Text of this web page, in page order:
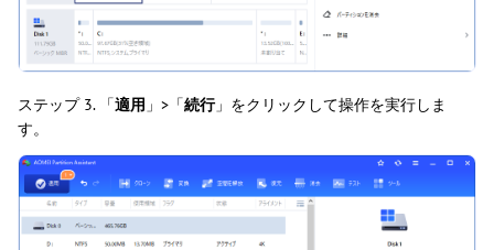
ステップ 3. 「適用 」>「続行」をクリックして操作を実行しま
す。